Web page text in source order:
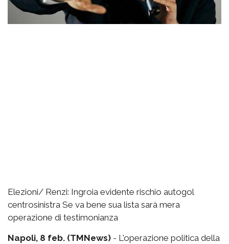
Elezioni/ Renzi: Ingroia evidente rischio autogol
centrosinistra Se va bene sua lista sarà mera
operazione di testimonianza
Napoli, 8 feb. (TMNews) - L'operazione politica della